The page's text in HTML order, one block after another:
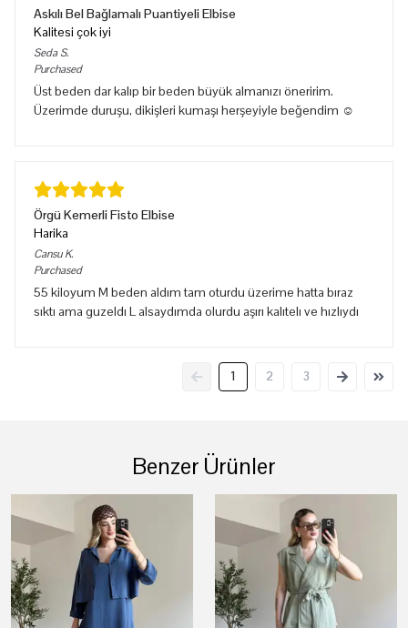
Askılı Bel Bağlamalı Puantiyeli Elbise
Kalitesi çok iyi
Seda S.
Purchased
Üst beden dar kalıp bir beden büyük almanızı öneririm.
Üzerimde duruşu, dikişleri kumaşı herşeyiyle beğendim ☺️
Örgü Kemerli Fisto Elbise
Harika
Cansu K.
Purchased
55 kiloyum M beden aldım tam oturdu üzerime hatta bıraz
sıktı ama guzeldı L alsaydımda olurdu aşırı kalıtelı ve hızlıydı
1 2 3
Benzer Ürünler